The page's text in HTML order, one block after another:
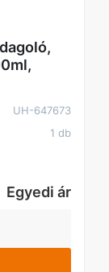
UH-647673
1 db
Egyedi ár